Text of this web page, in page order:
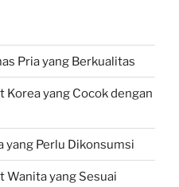
Pria yang Berkualitas
yang Cocok dengan
yang Perlu Dikonsumsi
Wanita yang Sesuai